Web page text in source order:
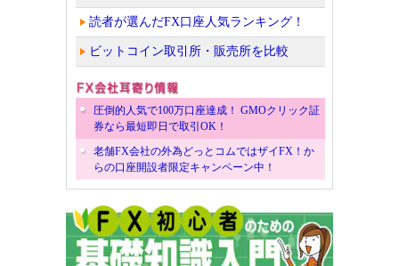
読者が選んだFX口座人気ランキング！
ビットコイン取引所・販売所を比較
圧倒的人気で100万口座達成！ GMOクリック証
券なら最短即日で取引OK！
老舗FX会社の外為どっとコムではザイFX！か
らの口座開設者限定キャンペーン中！